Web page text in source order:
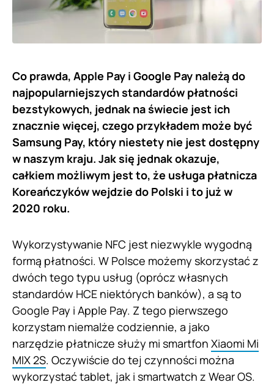
Co prawda, Apple Pay i Google Pay należą do
najpopularniejszych standardów płatności
bezstykowych, jednak na świecie jest ich
znacznie więcej, czego przykładem może być
Samsung Pay, który niestety nie jest dostępny
w naszym kraju. Jak się jednak okazuje,
całkiem możliwym jest to, że usługa płatnicza
Koreańczyków wejdzie do Polski i to już w
2020 roku.
Wykorzystywanie NFC jest niezwykle wygodną
formą płatności. W Polsce możemy skorzystać z
dwóch tego typu usług (oprócz własnych
standardów HCE niektórych banków), a są to
Google Pay i Apple Pay. Z tego pierwszego
korzystam niemalże codziennie, a jako
narzędzie płatnicze służy mi smartfon Xiaomi Mi
MIX 2S. Oczywiście do tej czynności można
wykorzystać tablet, jak i smartwatch z Wear OS.